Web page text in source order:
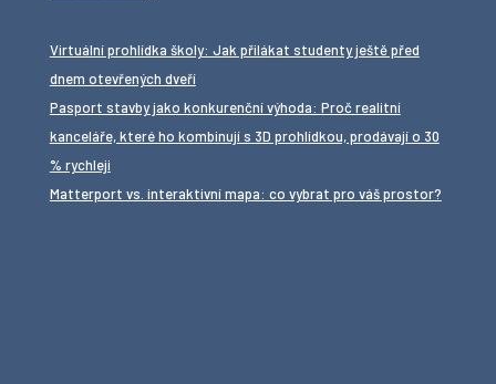
Virtuální prohlídka školy: Jak přilákat studenty ještě před
dnem otevřených dveří
Pasport stavby jako konkurenční výhoda: Proč realitní
kanceláře, které ho kombinují s 3D prohlídkou, prodávají o 30
% rychleji
Matterport vs. interaktivní mapa: co vybrat pro váš prostor?